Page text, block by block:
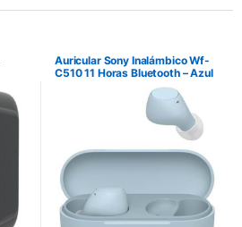
Auricular Sony Inalámbico Wf-
C510 11 Horas Bluetooth – Azul